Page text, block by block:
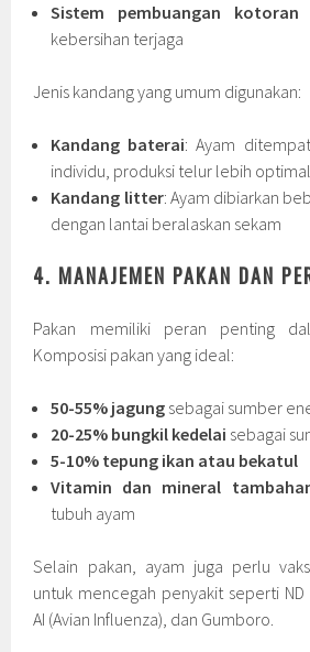
Sistem pembuangan
kebersihan terjaga
Jenis kandang yang umum digunakan:
Kandang baterai: Ayam
individu, produksi telur lebih optimal
Kandang litter: Ayam dibiarkan
dengan lantai beralaskan sekam
4. MANAJEMEN PAKAN DAN
Pakan memiliki peran penting
Komposisi pakan yang ideal:
50-55% jagung sebagai sumber
20-25% bungkil kedelai sebagai
5-10% tepung ikan atau bekatul
Vitamin dan mineral
tubuh ayam
Selain pakan, ayam juga perlu
untuk mencegah penyakit seperti ND
AI (Avian Influenza), dan Gumboro.